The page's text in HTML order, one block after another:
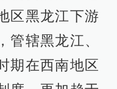
区黑龙江下游
管辖黑龙江、
期在西南地区